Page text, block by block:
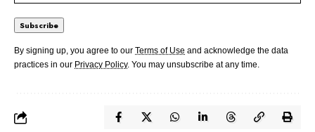
By signing up, you agree to our Terms of Use and acknowledge the data
practices in our Privacy Policy. You may unsubscribe at any time.